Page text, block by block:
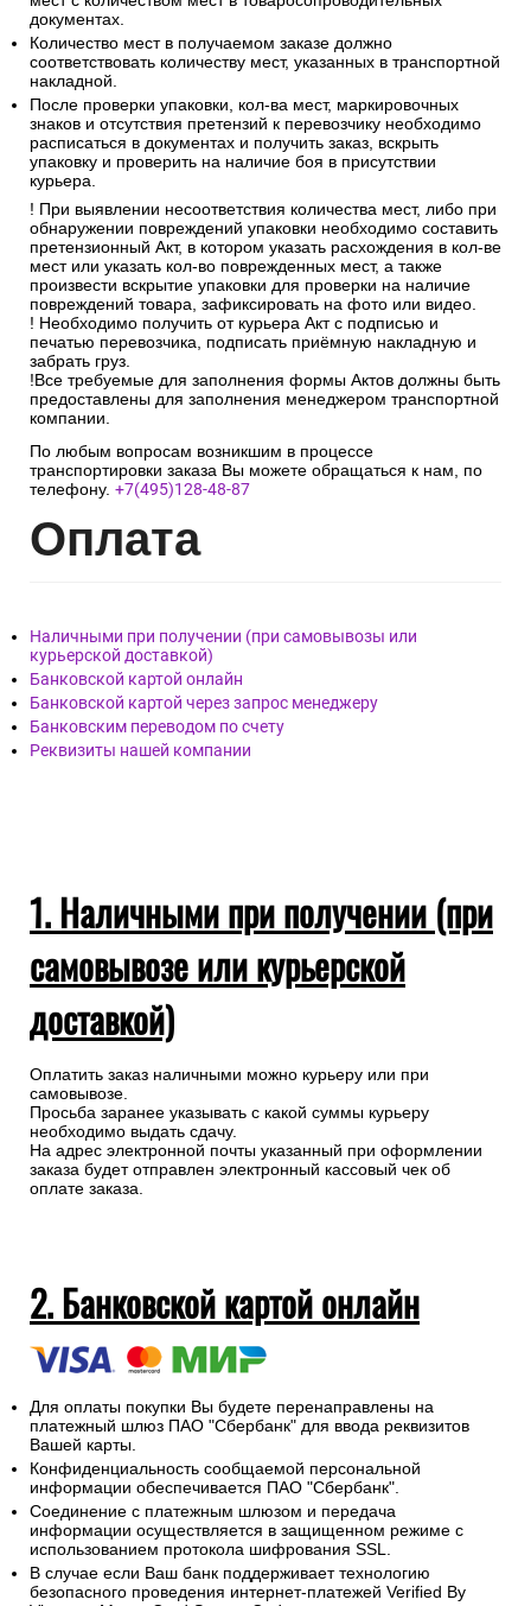
документах.
Количество мест в получаемом заказе должно
соответствовать количеству мест, указанных в транспортной
накладной.
После проверки упаковки, кол-ва мест, маркировочных
знаков и отсутствия претензий к перевозчику необходимо
расписаться в документах и получить заказ, вскрыть
упаковку и проверить на наличие боя в присутствии
курьера.
! При выявлении несоответствия количества мест, либо при
обнаружении повреждений упаковки необходимо составить
претензионный Акт, в котором указать расхождения в кол-ве
мест или указать кол-во поврежденных мест, а также
произвести вскрытие упаковки для проверки на наличие
повреждений товара, зафиксировать на фото или видео.
! Необходимо получить от курьера Акт с подписью и
печатью перевозчика, подписать приёмную накладную и
забрать груз.
!Все требуемые для заполнения формы Актов должны быть
предоставлены для заполнения менеджером транспортной
компании.
По любым вопросам возникшим в процессе
транспортировки заказа Вы можете обращаться к нам, по
телефону. +7(495)128-48-87
Оплата
Наличными при получении (при самовывозы или
курьерской доставкой)
Банковской картой онлайн
Банковской картой через запрос менеджеру
Банковским переводом по счету
Реквизиты нашей компании
1. Наличными при получении (при
самовывозе или курьерской
доставкой)
Оплатить заказ наличными можно курьеру или при
самовывозе.
Просьба заранее указывать с какой суммы курьеру
необходимо выдать сдачу.
На адрес электронной почты указанный при оформлении
заказа будет отправлен электронный кассовый чек об
оплате заказа.
2. Банковской картой онлайн
Для оплаты покупки Вы будете перенаправлены на
платежный шлюз ПАО "Сбербанк" для ввода реквизитов
Вашей карты.
Конфиденциальность сообщаемой персональной
информации обеспечивается ПАО "Сбербанк".
Соединение с платежным шлюзом и передача
информации осуществляется в защищенном режиме с
использованием протокола шифрования SSL.
В случае если Ваш банк поддерживает технологию
безопасного проведения интернет-платежей Verified By